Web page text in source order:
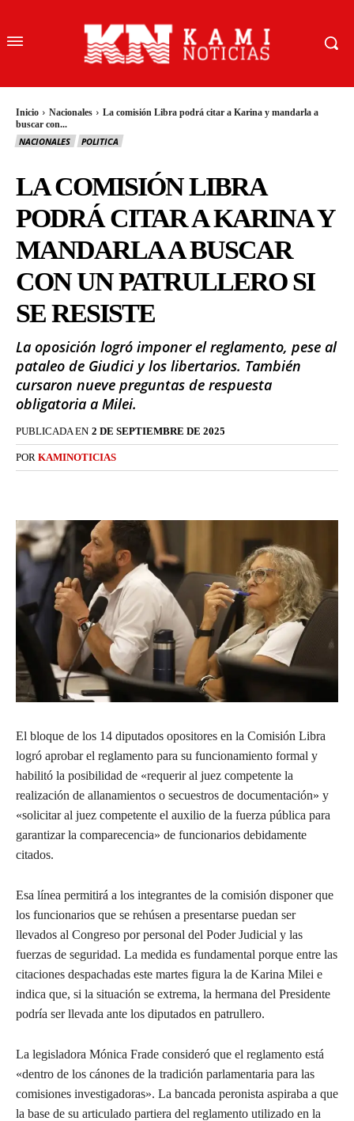
Inicio Nacionales
La comisión Libra podrá citar a Karina y mandarla a
buscar con...
NACIONALES POLITICA
LA COMISIÓN LIBRA
PODRÁ CITAR A KARINA Y
MANDARLA A BUSCAR
CON UN PATRULLERO SI
SE RESISTE
La oposición logró imponer el reglamento, pese al
pataleo de Giudici y los libertarios. También
cursaron nueve preguntas de respuesta
obligatoria a Milei.
PUBLICADA EN 2 DE SEPTIEMBRE DE 2025
POR KAMINOTICIAS
El bloque de los 14 diputados opositores en la Comisión Libra
logró aprobar el reglamento para su funcionamiento formal y
habilitó la posibilidad de «requerir al juez competente la
realización de allanamientos o secuestros de documentación» y
«solicitar al juez competente el auxilio de la fuerza pública para
garantizar la comparecencia» de funcionarios debidamente
citados.
Esa línea permitirá a los integrantes de la comisión disponer que
los funcionarios que se rehúsen a presentarse puedan ser
llevados al Congreso por personal del Poder Judicial y las
fuerzas de seguridad. La medida es fundamental porque entre las
citaciones despachadas este martes figura la de Karina Milei e
indica que, si la situación se extrema, la hermana del Presidente
podría ser llevada ante los diputados en patrullero.
La legisladora Mónica Frade consideró que el reglamento está
«dentro de los cánones de la tradición parlamentaria para las
comisiones investigadoras». La bancada peronista aspiraba a que
la base de su articulado partiera del reglamento utilizado en la